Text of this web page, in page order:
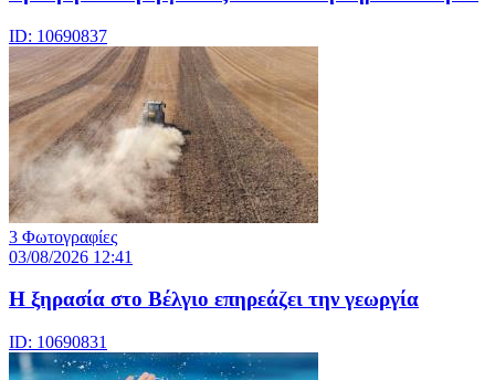
ID: 10690837
3 Φωτογραφίες
03/08/2026 12:41
Η ξηρασία στο Βέλγιο επηρεάζει την γεωργία
ID: 10690831